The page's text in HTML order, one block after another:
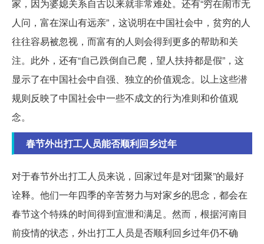
家，因为婆媳关系自古以来就非常难处。还有“穷在闹市无
人问，富在深山有远亲”，这说明在中国社会中，贫穷的人
往往容易被忽视，而富有的人则会得到更多的帮助和关
注。此外，还有“自己跌倒自己爬，望人扶持都是假”，这
显示了在中国社会中自强、独立的价值观念。以上这些潜
规则反映了中国社会中一些不成文的行为准则和价值观
念。
春节外出打工人员能否顺利回乡过年
对于春节外出打工人员来说，回家过年是对“团聚”的最好
诠释。他们一年四季的辛苦努力与对家乡的思念，都会在
春节这个特殊的时间得到宣泄和满足。然而，根据河南目
前疫情的状态，外出打工人员是否顺利回乡过年仍不确